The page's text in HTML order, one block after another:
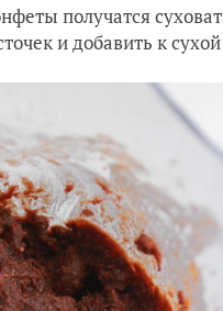
получатся
и добавить к